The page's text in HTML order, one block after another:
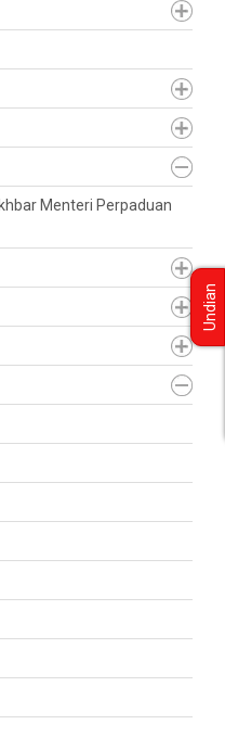
Menteri Perpaduan
Undian